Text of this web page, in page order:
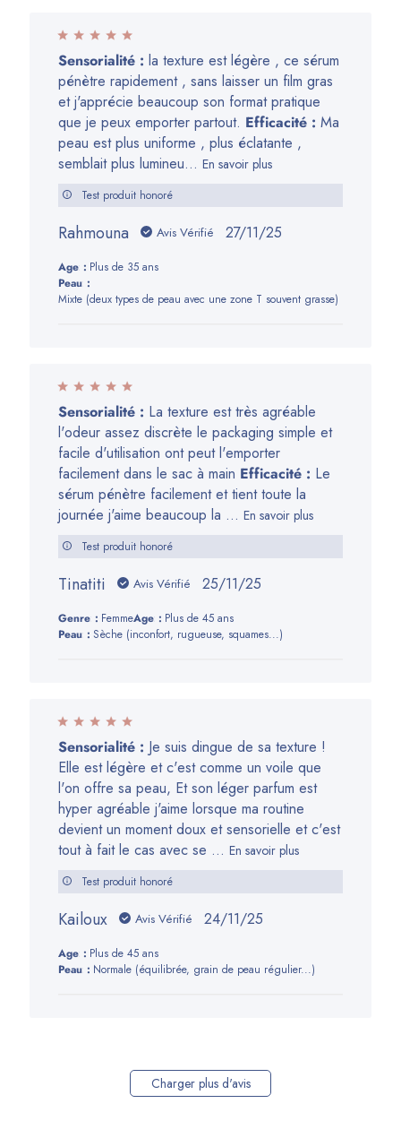
Sensorialité : la texture est légère , ce sérum
pénètre rapidement , sans laisser un film gras
et j'apprécie beaucoup son format pratique
que je peux emporter partout. Efficacité : Ma
peau est plus uniforme , plus éclatante ,
semblait plus lumineu... En savoir plus
Test produit honoré
Rahmouna Avis Vérifié
Date
27/11/25
Age:
Plus de 35 ans
Peau:
Mixte (deux types de peau avec une zone T souvent grasse)
Sensorialité : La texture est très agréable
l'odeur assez discrète le packaging simple et
facile d'utilisation ont peut l'emporter
facilement dans le sac à main Efficacité : Le
sérum pénètre facilement et tient toute la
journée j'aime beaucoup la ... En savoir plus
Test produit honoré
Tinatiti Avis Vérifié
Date
publication
25/11/25
Genre: FemmeAge:
Plus de 45 ans
Peau:
Sèche (inconfort, rugueuse, squames...)
Sensorialité : Je suis dingue de sa texture !
Elle est légère et c'est comme un voile que
l'on offre sa peau, Et son léger parfum est
hyper agréable j'aime lorsque ma routine
devient un moment doux et sensorielle et c'est
tout à fait le cas avec se ... En savoir plus
Test produit honoré
Kailoux Avis Vérifié
Date
publication
24/11/25
Age:
Plus de 45 ans
Peau:
Normale (équilibrée, grain de peau régulier...)
Charger plus d'avis